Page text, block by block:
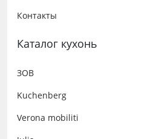
Контакты
Каталог кухонь
ЗОВ
Kuchenberg
Verona mobiliti